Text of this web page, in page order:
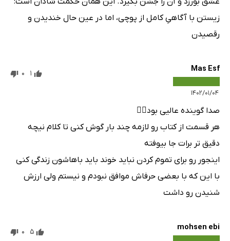
زیستن با آگاهیِ کامل از پوچی، اما در عین حال خندیدن و
رقصیدن
Mas Esf
۱۴۰۲/۰۱/۰۴
1
0
صدا گوینده عالیی بود👌🏻
هر قسمت از کتاب رو لازمه چند بار گوش کنی تا کلام نیچه
دقیق تر برات جا بیوفته
اینجور رو برای تموم کردن نباید خوند باید باهاشون زندگی کنی
با این که با بعضی حرفاش موافق نبودم و نیستم ولی ارزش
شنیدن رو داشت
mohsen ebi
5
0